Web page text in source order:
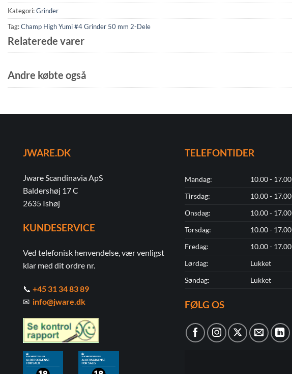
Kategori:Grinder
Tag:Champ High Yumi #4 Grinder 50 mm 2-Dele
Relaterede varer
Andre købte også
JWARE.DK
Jware Scandinavia ApS
Baldershøj 17 C
2635 Ishøj
KUNDESERVICE
Ved telefonisk henvendelse, vær venligst
klar med dit ordre nr.
📞 +45 31 34 83 89
✉ info@jware.dk
TELEFONTIDER
Mandag:
10.00 - 17.00
Tirsdag:
10.00 - 17.00
Onsdag:
10.00 - 17.00
Torsdag:
10.00 - 17.00
Fredag:
10.00 - 17.00
Lørdag:
Lukket
Søndag:
Lukket
FØLG OS